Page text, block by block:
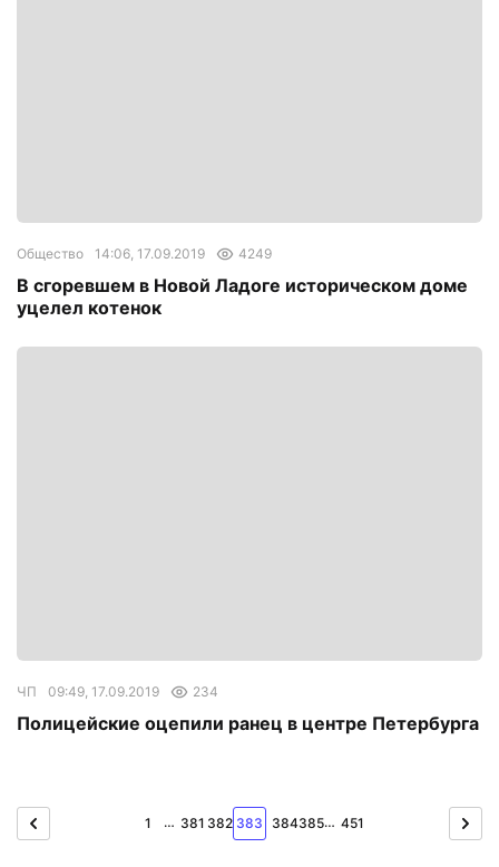
Общество 14:06, 17.09.2019 4249
В сгоревшем в Новой Ладоге историческом доме
уцелел котенок
ЧП 09:49, 17.09.2019 234
Полицейские оцепили ранец в центре Петербурга
1 … 381 382 383 384385… 451